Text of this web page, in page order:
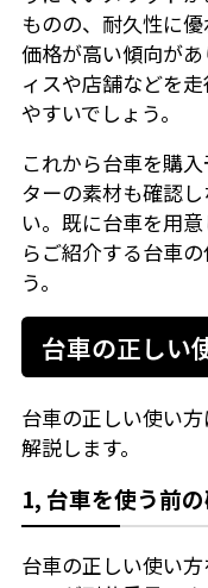
ものの、耐久性に
価格が高い傾向が
ィスや店舗などを
やすいでしょう。
これから台車を購
ターの素材も確認
い。既に台車を用
らご紹介する台車
う。
台車の正しい
台車の正しい使い
解説します。
1, 台車を使う前
台車の正しい使い